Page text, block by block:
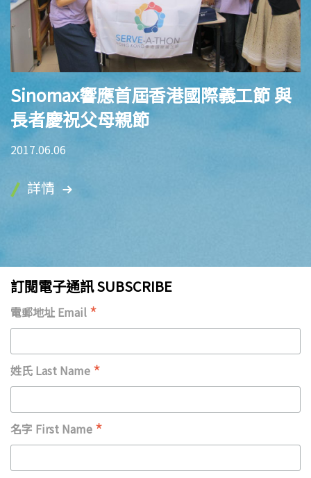
Sinomax響應首屆香港國際義工節 與
長者慶祝父母親節
2017.06.06
詳情
訂閱電子通訊 SUBSCRIBE
電郵地址 Email *
姓氏 Last Name *
名字 First Name *